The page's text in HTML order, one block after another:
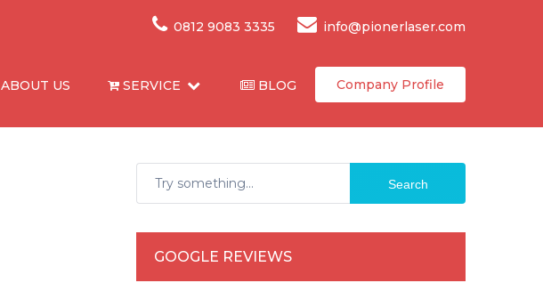
0812 9083 3335 info@pionerlaser.com
Company Profile
ABOUT US SERVICE BLOG
Search
GOOGLE REVIEWS